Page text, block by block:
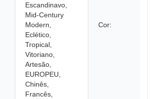
Escandinavo,
Mid-Century
Modern,
Eclético,
Tropical,
Vitoriano,
Artesão,
EUROPEU,
Chinês,
Francês,
Cor: